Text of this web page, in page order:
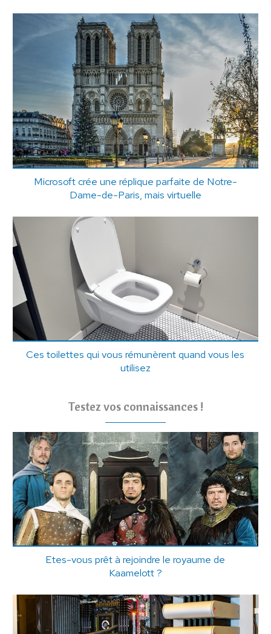
Microsoft crée une réplique parfaite de Notre-
Dame-de-Paris, mais virtuelle
Ces toilettes qui vous rémunèrent quand vous les
utilisez
Testez vos connaissances !
Etes-vous prêt à rejoindre le royaume de
Kaamelott ?